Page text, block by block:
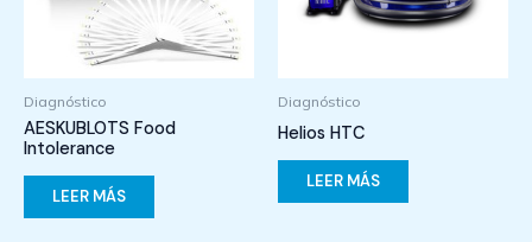
Diagnóstico
AESKUBLOTS Food
Intolerance
LEER MÁS
Diagnóstico
Helios HTC
LEER MÁS